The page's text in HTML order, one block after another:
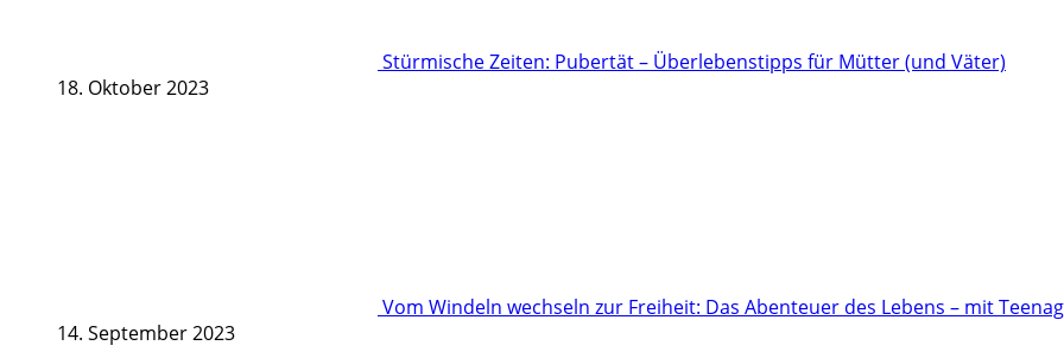
Stürmische Zeiten: Pubertät – Überlebenstipps für Mütter (und Väter)
18. Oktober 2023
Vom Windeln wechseln zur Freiheit: Das Abenteuer des Lebens – mit
14. September 2023